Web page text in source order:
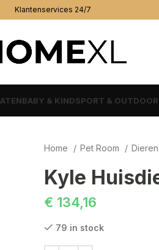
24/7
BABY & KINDSPORT & OUTDOOR
Home Pet Room
Kyle
€ 134,16
79 in stock